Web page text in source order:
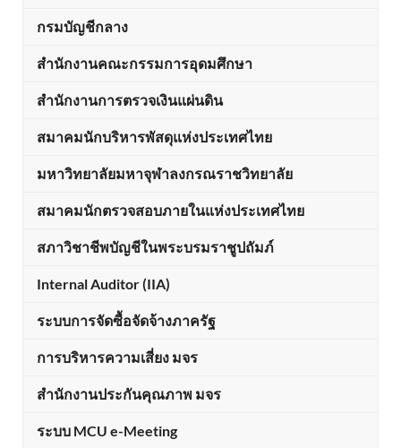
กรมบัญชีกลาง
สำนักงานคณะกรรมการอุดมศึกษา
สำนักงานการตรวจเงินแผ่นดิน
สมาคมนักบริหารพัสดุแห่งประเทศไทย
มหาวิทยาลัยมหาจุฬาลงกรณราชวิทยาลัย
สมาคมนักตรวจสอบภายในแห่งประเทศไทย
สภาวิชาชีพบัญชีในพระบรมราชูปถัมภ์
Internal Auditor (IIA)
ระบบการจัดซื้อจัดจ้างภาครัฐ
การบริหารความเสี่ยง มจร
สำนักงานประกันคุณภาพ มจร
ระบบ MCU e-Meeting